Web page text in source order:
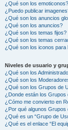
¿Qué son los emoticonos?
¿Puedo publicar
¿Qué son los anuncios
¿Qué son los anuncios?
¿Qué son los temas fijos?
¿Qué son los temas
¿Qué son los iconos para
Niveles de usuario y
¿Qué son los
¿Qué son los
¿Qué son los Grupos de
¿Donde están los Grupos
¿Cómo me convierto en
¿Por qué algunos
¿Qué es un “Grupo de
¿Qué es el enlace “El